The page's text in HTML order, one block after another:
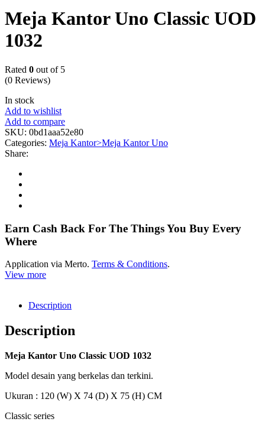
Meja Kantor Uno Classic UOD
1032
Rated 0 out of 5
(0 Reviews)
In stock
Add to wishlist
Add to compare
SKU: 0bd1aaa52e80
Categories: Meja Kantor>Meja Kantor Uno
Share:
Earn Cash Back For The Things You Buy Every
Where
Application via Merto. Terms & Conditions.
View more
Description
Description
Meja Kantor Uno Classic UOD 1032
Model desain yang berkelas dan terkini.
Ukuran : 120 (W) X 74 (D) X 75 (H) CM
Classic series